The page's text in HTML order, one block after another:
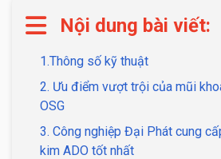
Nội dung bài viết:
1.Thông số kỹ thuật
2. Ưu điểm vượt trội của mũi
OSG
3. Công nghiệp Đại Phát cung
kim ADO tốt nhất